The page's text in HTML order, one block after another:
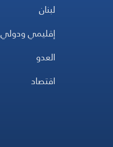
لبنان
إقليمي ودولي
العدو
اقتصاد